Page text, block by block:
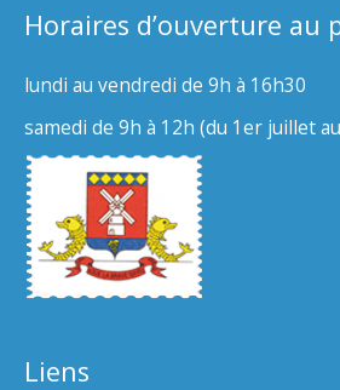
Horaires d’ouverture au
lundi au vendredi de 9h à 16h30
samedi de 9h à 12h (du 1er juillet
Liens